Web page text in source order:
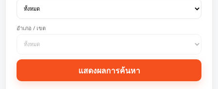
อำเภอ / เขต
แสดงผลการค้นหา